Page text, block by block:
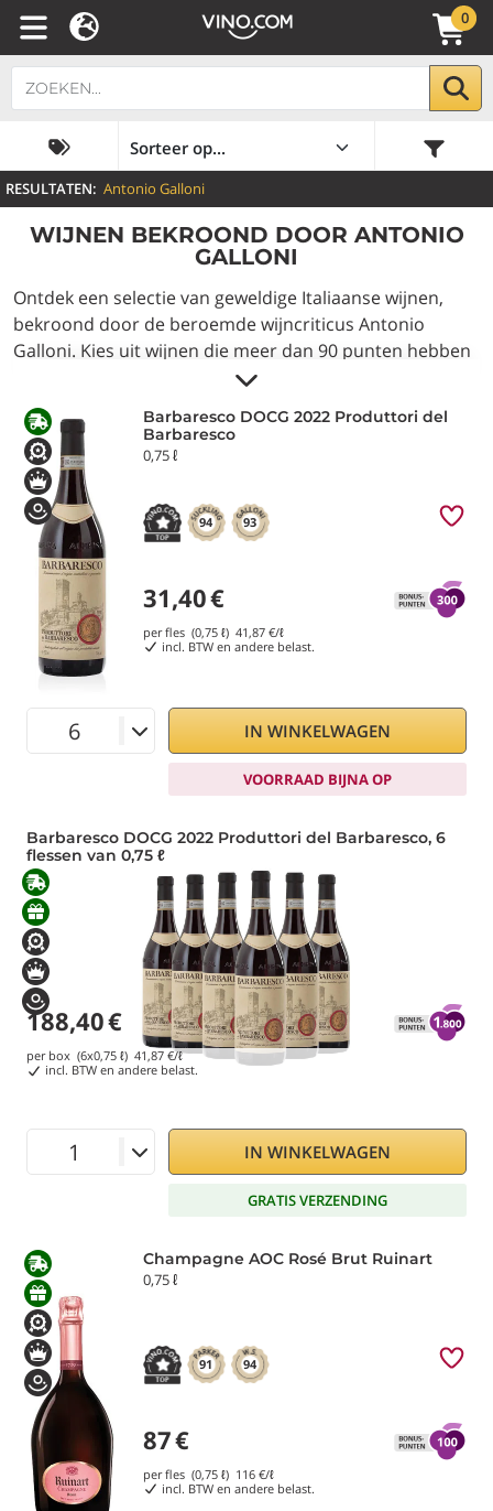
0
RESULTATEN: Antonio Galloni
WIJNEN BEKROOND DOOR ANTONIO
GALLONI
Ontdek een selectie van geweldige Italiaanse wijnen,
bekroond door de beroemde wijncriticus Antonio
Galloni. Kies uit wijnen die meer dan 90 punten hebben
gescoord. Bestel de beste rode wijnen, witte wijnen,
mousserende wijnen, Champagne en ontvang de
flessen gelijk bij u thuis.
Barbaresco DOCG 2022 Produttori del
Barbaresco
0,75 ℓ
94 93
31,40€
per fles (0,75 ℓ) 41,87 €/ℓ
incl. BTW en andere belast.
IN WINKELWAGEN
VOORRAAD BIJNA OP
Barbaresco DOCG 2022 Produttori del Barbaresco, 6
flessen van 0,75 ℓ
188,40€
per box (6x0,75 ℓ) 41,87 €/ℓ
incl. BTW en andere belast.
IN WINKELWAGEN
GRATIS VERZENDING
Champagne AOC Rosé Brut Ruinart
0,75 ℓ
91 94
87€
per fles (0,75 ℓ) 116 €/ℓ
incl. BTW en andere belast.